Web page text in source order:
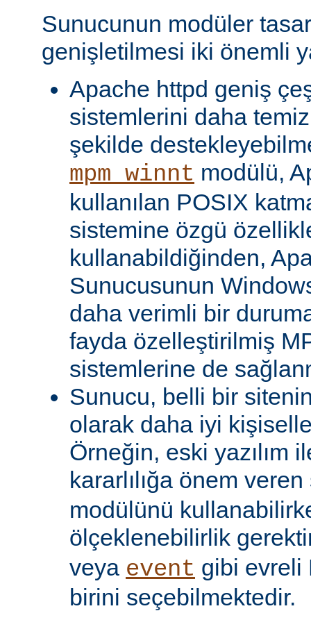
Sunucunun modüler
genişletilmesi iki önemli
Apache httpd geniş
sistemlerini daha
şekilde
mpm_winnt modülü,
kullanılan POSIX
sistemine özgü
kullanabildiğinden,
Sunucusunun
daha verimli bir
fayda özelleştirilmiş
sistemlerine de
Sunucu, belli bir
olarak daha iyi
Örneğin, eski yazılım
kararlılığa önem
modülünü
ölçeklenebilirlik
veya event gibi evreli
birini seçebilmektedir.